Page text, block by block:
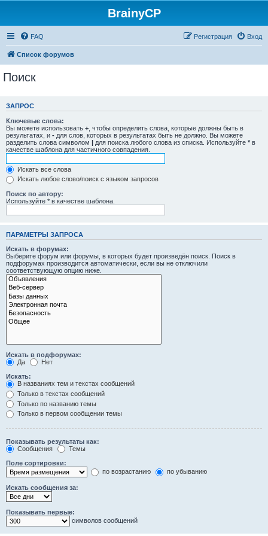
BrainyCP
FAQ Вход
Регистрация
Список форумов
Поиск
ЗАПРОС
Ключевые слова:
Вы можете использовать + , чтобы определить слова, которые должны быть в
результатах, и - для слов, которых в результатах быть не должно. Вы можете
разделить слова символом | для поиска любого слова из списка. Используйте * в
качестве шаблона для частичного совпадения.
Искать все слова
Искать любое слово/поиск с языком запросов
Поиск по автору:
Используйте * в качестве шаблона.
ПАРАМЕТРЫ ЗАПРОСА
Искать в форумах:
Выберите форум или форумы, в которых будет произведён поиск. Поиск в
подфорумах производится автоматически, если вы не отключили
соответствующую опцию ниже.
Искать в подфорумах:
Да
Нет
Искать:
В названиях тем и текстах сообщений
Только в текстах сообщений
Только по названию темы
Только в первом сообщении темы
Показывать результаты как:
Сообщения
Темы
Поле сортировки:
по возрастанию
по убыванию
Искать сообщения за:
Показывать первые:
символов сообщений